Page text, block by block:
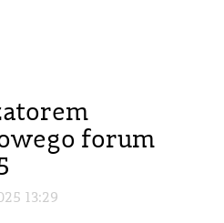
forum
13:29